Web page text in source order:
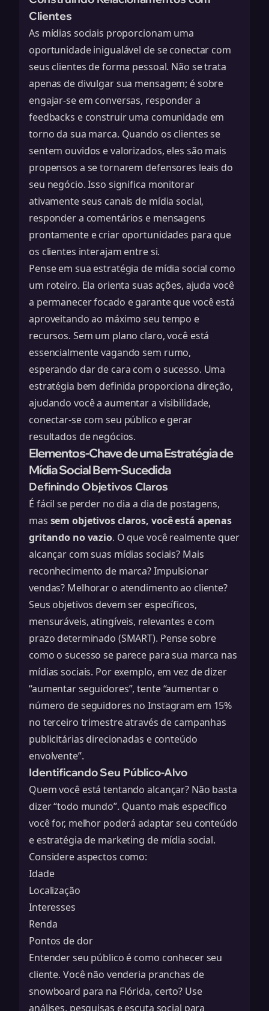
Clientes
As mídias sociais proporcionam uma
oportunidade inigualável de se conectar com
seus clientes de forma pessoal. Não se trata
apenas de divulgar sua mensagem; é sobre
engajar-se em conversas, responder a
feedbacks e construir uma comunidade em
torno da sua marca. Quando os clientes se
sentem ouvidos e valorizados, eles são mais
propensos a se tornarem defensores leais do
seu negócio. Isso significa monitorar
ativamente seus canais de mídia social,
responder a comentários e mensagens
prontamente e criar oportunidades para que
os clientes interajam entre si.
Pense em sua estratégia de mídia social como
um roteiro. Ela orienta suas ações, ajuda você
a permanecer focado e garante que você está
aproveitando ao máximo seu tempo e
recursos. Sem um plano claro, você está
essencialmente vagando sem rumo,
esperando dar de cara com o sucesso. Uma
estratégia bem definida proporciona direção,
ajudando você a aumentar a visibilidade,
conectar-se com seu público e gerar
resultados de negócios.
Elementos-Chave de uma Estratégia de
Mídia Social Bem-Sucedida
Definindo Objetivos Claros
É fácil se perder no dia a dia de postagens,
mas sem objetivos claros, você está apenas
gritando no vazio. O que você realmente quer
alcançar com suas mídias sociais? Mais
reconhecimento de marca? Impulsionar
vendas? Melhorar o atendimento ao cliente?
Seus objetivos devem ser específicos,
mensuráveis, atingíveis, relevantes e com
prazo determinado (SMART). Pense sobre
como o sucesso se parece para sua marca nas
mídias sociais. Por exemplo, em vez de dizer
“aumentar seguidores”, tente “aumentar o
número de seguidores no Instagram em 15%
no terceiro trimestre através de campanhas
publicitárias direcionadas e conteúdo
envolvente”.
Identificando Seu Público-Alvo
Quem você está tentando alcançar? Não basta
dizer “todo mundo”. Quanto mais específico
você for, melhor poderá adaptar seu conteúdo
e estratégia de marketing de mídia social.
Considere aspectos como:
Idade
Localização
Interesses
Renda
Pontos de dor
Entender seu público é como conhecer seu
cliente. Você não venderia pranchas de
snowboard para na Flórida, certo? Use
análises, pesquisas e escuta social para